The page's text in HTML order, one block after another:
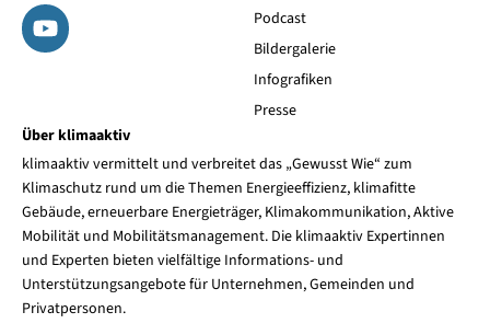
Podcast
Bildergalerie
Infografiken
Presse
Über klimaaktiv
klimaaktiv vermittelt und verbreitet das „Gewusst Wie“ zum
Klimaschutz rund um die Themen Energieeffizienz, klimafitte
Gebäude, erneuerbare Energieträger, Klimakommunikation, Aktive
Mobilität und Mobilitätsmanagement. Die klimaaktiv Expertinnen
und Experten bieten vielfältige Informations- und
Unterstützungsangebote für Unternehmen, Gemeinden und
Privatpersonen.